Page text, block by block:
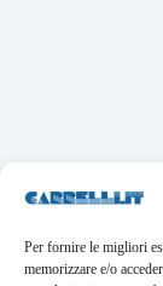
Per fornire le migliori
memorizzare e/o